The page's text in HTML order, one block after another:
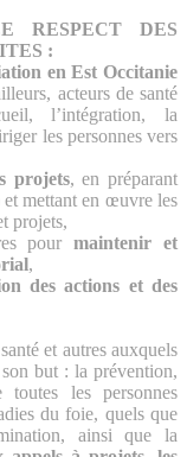
RESPECT DES
:
en Est Occitanie
acteurs de santé
l’intégration, la
les personnes vers
projets, en préparant
mettant en œuvre les
projets,
pourmaintenir et
,
des actions et des
et autres auxquels
but : la prévention,
les personnes
du foie, quels que
ainsi que la